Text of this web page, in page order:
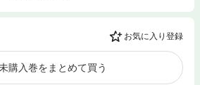
お気に入り登録
購入巻をまとめて買う